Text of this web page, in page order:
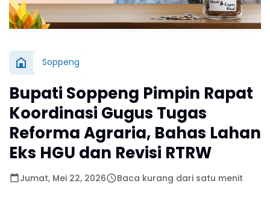
Soppeng
Bupati Soppeng Pimpin Rapat
Koordinasi Gugus Tugas
Reforma Agraria, Bahas Lahan
Eks HGU dan Revisi RTRW
Jumat, Mei 22, 2026 Baca kurang dari satu menit